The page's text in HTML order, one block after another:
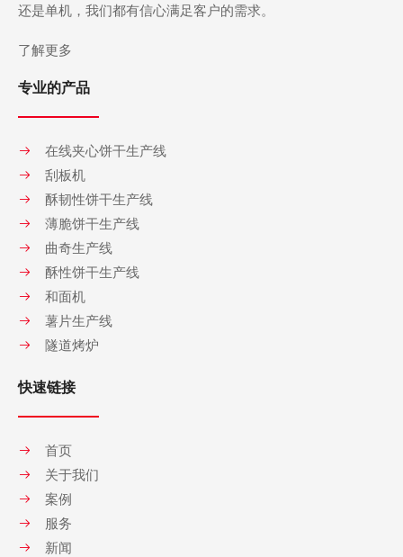
还是单机，我们都有信心满足客户的需求。
了解更多
专业的产品
在线夹心饼干生产线
刮板机
酥韧性饼干生产线
薄脆饼干生产线
曲奇生产线
酥性饼干生产线
和面机
薯片生产线
隧道烤炉
快速链接
首页
关于我们
案例
服务
新闻